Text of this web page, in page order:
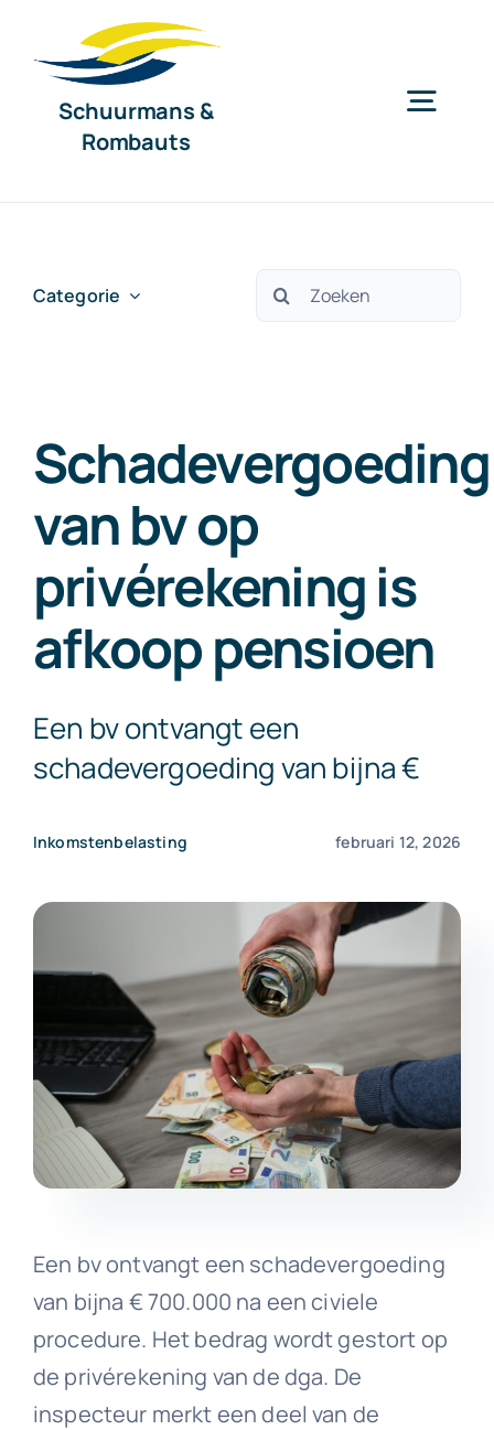
naar
Schuurmans &
Rombauts
Exact Online
Neem contact op!
Categorie
Zoeken
Schadevergoeding
van bv op
privérekening is
afkoop pensioen
Een bv ontvangt een
schadevergoeding van bijna €
Inkomstenbelasting februari 12, 2026
Een bv ontvangt een schadevergoeding
van bijna € 700.000 na een civiele
procedure. Het bedrag wordt gestort op
de privérekening van de dga. De
inspecteur merkt een deel van de